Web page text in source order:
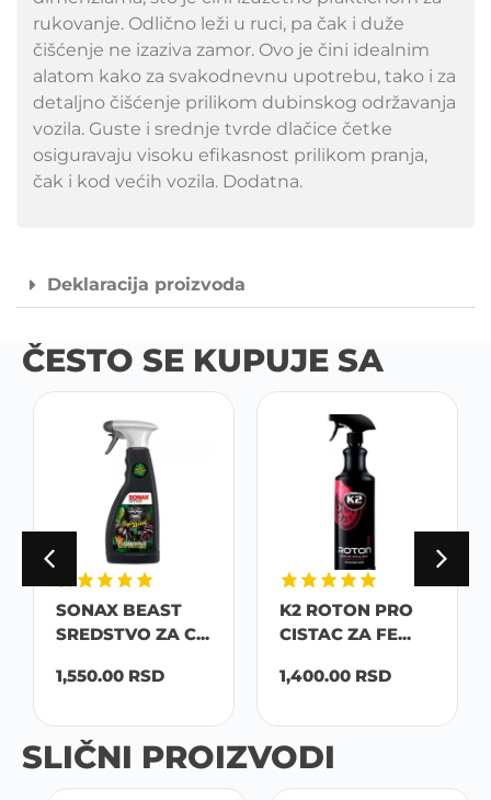
rukovanje. Odlično leži u ruci, pa čak i duže
čišćenje ne izaziva zamor. Ovo je čini idealnim
alatom kako za svakodnevnu upotrebu, tako i za
detaljno čišćenje prilikom dubinskog održavanja
vozila. Guste i srednje tvrde dlačice četke
osiguravaju visoku efikasnost prilikom pranja,
čak i kod većih vozila. Dodatna.
Deklaracija proizvoda
ČESTO SE KUPUJE SA
SONAX BEAST
SREDSTVO ZA C...
1,550.00 RSD
K2 ROTON PRO
CISTAC ZA FE...
1,400.00 RSD
SLIČNI PROIZVODI